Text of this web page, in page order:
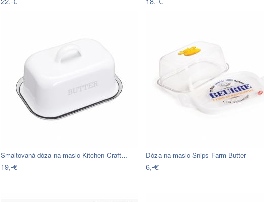
Smaltovaná dóza na maslo Kitchen Craft…
19,-€
Dóza na maslo Snips Farm Butter
6,-€